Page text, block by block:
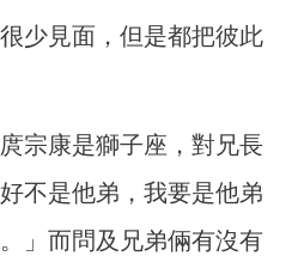
少見面，但是都把彼此
宗康是獅子座，對兄長
不是他弟，我要是他弟
」而問及兄弟倆有沒有